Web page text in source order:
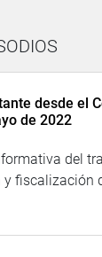
desde el
de 2022
del
y fiscalización